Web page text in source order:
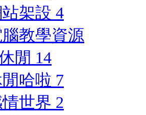
架設 4
腦教學資源
閒 14
哈啦 7
世界 2